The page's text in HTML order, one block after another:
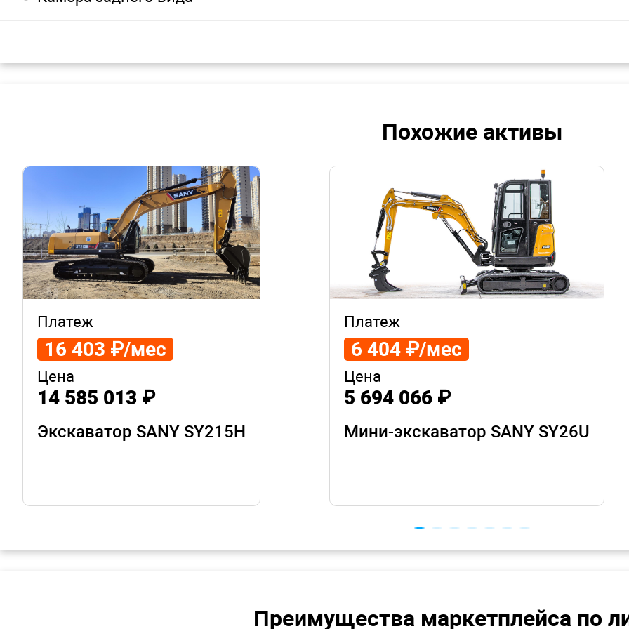
Похожие активы
Платеж
16 403 ₽/мес
Цена
14 585 013 ₽
Экскаватор SANY SY215H
Платеж
6 404 ₽/мес
Цена
5 694 066 ₽
Мини-экскаватор SANY SY26U
Преимущества маркетплейса по